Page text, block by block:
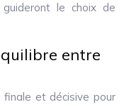
le choix de
entre
et décisive pour